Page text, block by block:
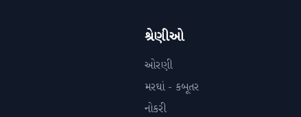
શ્રેણીઓ
ઓરણી
મરઘાં - કબૂતર
નોકરી